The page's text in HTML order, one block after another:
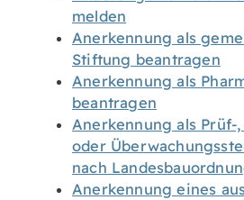
melden
Anerkennung als
Stiftung beantragen
Anerkennung als
beantragen
Anerkennung als
oder
nach
Anerkennung eines